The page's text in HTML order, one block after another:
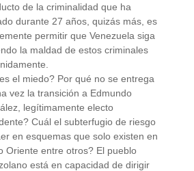
de la criminalidad que ha
durante 27 años, quizás más, es
permitir que Venezuela siga
la maldad de estos criminales
el miedo? Por qué no se entrega
vez la transición a Edmundo
legítimamente electo
Cuál el subterfugio de riesgo
en esquemas que solo existen en
Oriente entre otros? El pueblo
está en capacidad de dirigir